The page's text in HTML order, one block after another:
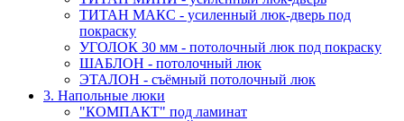
ТИТАН МАКС - усиленный люк-дверь под
покраску
УГОЛОК 30 мм - потолочный люк под покраску
ШАБЛОН - потолочный люк
ЭТАЛОН - съёмный потолочный люк
3. Напольные люки
"КОМПАКТ" под ламинат